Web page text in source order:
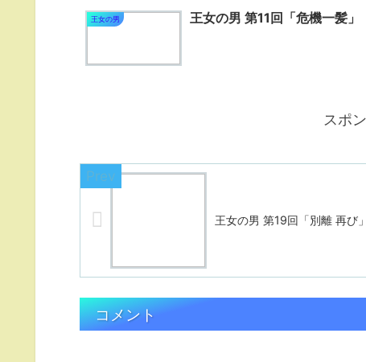
王女の男 王女の男 第11回「危機一髪」
スポ
王女の男 第19回「別離 再び」
コメント